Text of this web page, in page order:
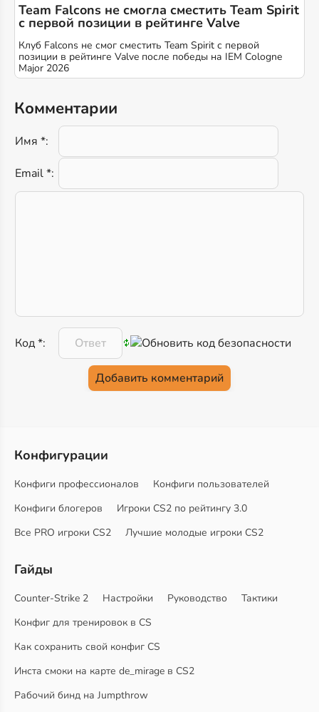
Team Falcons не смогла сместить Team Spirit
с первой позиции в рейтинге Valve
Клуб Falcons не смог сместить Team Spirit с первой
позиции в рейтинге Valve после победы на IEM Cologne
Major 2026
Комментарии
Имя *:
Email *:
Код *:
Конфигурации
Конфиги профессионалов
Конфиги пользователей
Конфиги блогеров
Игроки CS2 по рейтингу 3.0
Все PRO игроки CS2
Лучшие молодые игроки CS2
Гайды
Counter-Strike 2 Настройки Руководство
Тактики
Конфиг для тренировок в CS
Как сохранить свой конфиг CS
Инста смоки на карте de_mirage в CS2
Рабочий бинд на Jumpthrow